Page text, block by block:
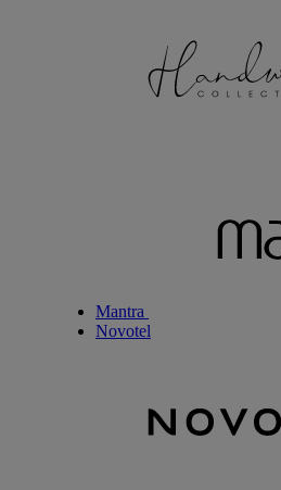
Mantra
Novotel